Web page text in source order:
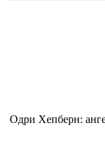
Одри Хепберн: